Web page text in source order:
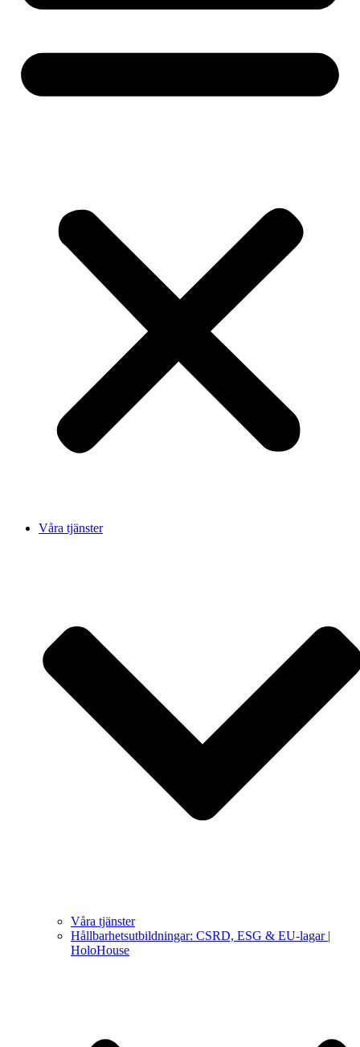
Våra tjänster
Våra tjänster
Hållbarhetsutbildningar: CSRD, ESG & EU-lagar |
HoloHouse